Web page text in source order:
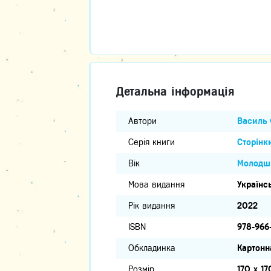
Детальна інформація
Автори Василь
Серія книги
Вік
Мова видання
Рік видання 2022
ISBN 978-
Обкладинка
Розмір 170 х